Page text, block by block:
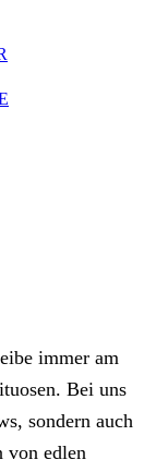
immer am
Bei uns
sondern auch
von edlen